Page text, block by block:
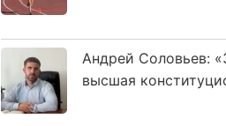
Андрей Соловьев:
высшая